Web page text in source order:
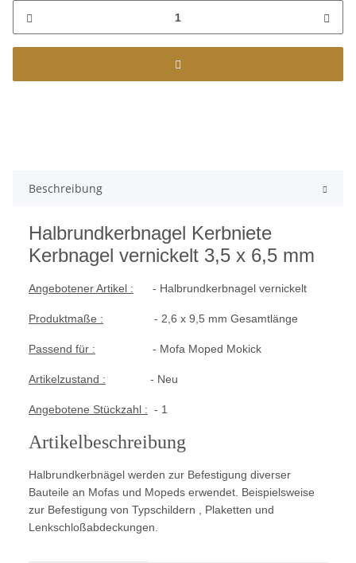
Beschreibung
Halbrundkerbnagel Kerbniete
Kerbnagel vernickelt 3,5 x 6,5 mm
Angebotener Artikel : - Halbrundkerbnagel vernickelt
Produktmaße : - 2,6 x 9,5 mm Gesamtlänge
Passend für : - Mofa Moped Mokick
Artikelzustand : - Neu
Angebotene Stückzahl : - 1
Artikelbeschreibung
Halbrundkerbnägel werden zur Befestigung diverser
Bauteile an Mofas und Mopeds erwendet. Beispielsweise
zur Befestigung von Typschildern , Plaketten und
Lenkschloßabdeckungen.